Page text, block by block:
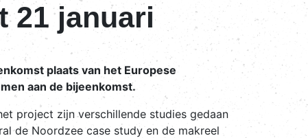
21 januari
plaats van het Europese
aan de bijeenkomst.
project zijn verschillende studies gedaan
de Noordzee case study en de makreel